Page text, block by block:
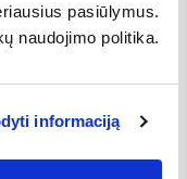
pasiūlymus.
naudojimo politika.
informaciją
majonezas
sūris, pomidorų